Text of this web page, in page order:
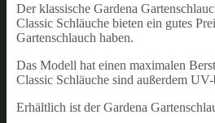
Der klassische Gardena
Classic Schläuche bieten ein gutes
Gartenschlauch haben.
Das Modell hat einen maximalen
Classic Schläuche sind außerdem
Erhältlich ist der Gardena